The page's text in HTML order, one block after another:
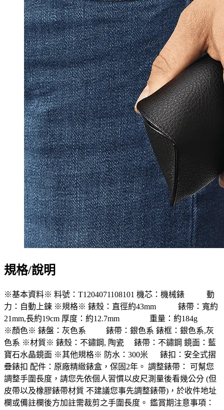
規格/說明
※基本資料※ 料號：T1204071108101 機芯：機械錶 動
力：自動上鍊 ※規格※ 錶殼：直徑約43mm 錶帶：寬約
21mm,長約19cm 厚度：約12.7mm 重量：約184g
※顏色※ 錶盤：灰色系 錶帶：銀色系 錶框：銀色系,灰
色系 ※材質※ 錶殼：不鏽鋼, 陶瓷 錶帶：不鏽鋼 鏡面：藍
寶石水晶鏡面 ※其他規格※ 防水：300米 錶扣：安全式摺
疊錶扣 配件：原廠精緻錶盒，保固2年。 調整錶帶： 可幫您
調整手圍長度，請您先依個人習慣以皮尺測量後看幾公分 (但
皮帶以及橡膠錶帶材質 不建議您事先調整錶帶)，於收件地址
欄或備註欄後方加註需裁剪之手圍長度。 鑑賞期注意事項：